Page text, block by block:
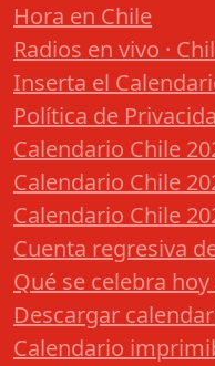
Hora en Chile
Radios en vivo ·
Inserta el
Política de
Calendario Chile
Calendario Chile
Calendario Chile
Cuenta regresiva
Qué se celebra
Descargar
Calendario